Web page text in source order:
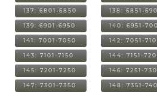
137: 6801-6850 138: 6851-
139: 6901-6950 140: 6951-
141: 7001-7050 142: 7051-
143: 7101-7150 144: 7151-
145: 7201-7250 146: 7251-
147: 7301-7350 148: 7351-